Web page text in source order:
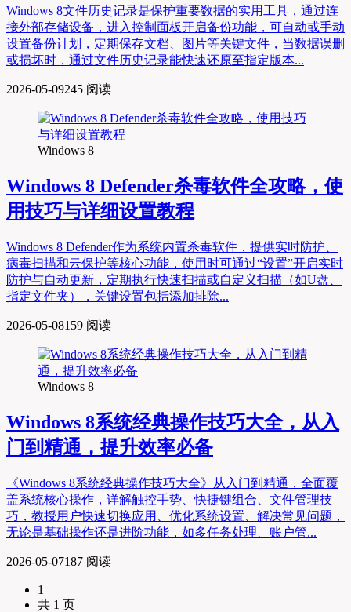
Windows 8文件历史记录是保护重要数据的实用工具，通过连
接外部存储设备，进入控制面板开启备份功能，可自动或手动
设置备份计划，定期保存文档、图片等关键文件，当数据误删
或损坏时，通过文件历史记录能快速还原至指定版本...
2026-05-09245 阅读
Windows 8
Windows 8 Defender杀毒软件全攻略，使
用技巧与详细设置教程
Windows 8 Defender作为系统内置杀毒软件，提供实时防护、
病毒扫描和云保护等核心功能，使用时可通过“设置”开启实时
防护与自动更新，定期执行快速扫描或自定义扫描（如U盘、
指定文件夹），关键设置包括添加排除...
2026-05-08159 阅读
Windows 8
Windows 8系统经典操作技巧大全，从入
门到精通，提升效率必备
《Windows 8系统经典操作技巧大全》从入门到精通，全面覆
盖系统核心操作，详解触控手势、快捷键组合、文件管理技
巧，教授用户快速切换应用、优化系统设置、解决常见问题，
无论是基础操作还是进阶功能，如多任务处理、账户管...
2026-05-07187 阅读
1
共 1 页